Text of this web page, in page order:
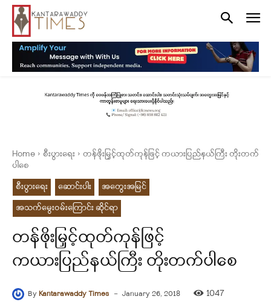
Home စီးပွားရေး
တန်ဖိုးမြှင့်ထုတ်ကုန်ဖြင့် ကယားပြည်နယ်ကြီး တိုးတက်
ပါစေ
စီးပွားရေး
ဆောင်းပါး
အတွေးအမြင်
အသက်မွေးဝမ်းကြောင်း ဆိုင်ရာ
တန်ဖိုးမြှင့်ထုတ်ကုန်ဖြင့်
ကယားပြည်နယ်ကြီး တိုးတက်ပါစေ
ByKantarawaddy Times - January 26, 2018 1047